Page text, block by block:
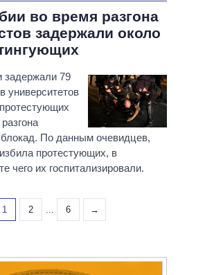
во время разгона
задержали около
задержали 79
университетов
По данным очевидцев,
протестующих, в
чего их госпитализировали.
1 2 ... 6 →